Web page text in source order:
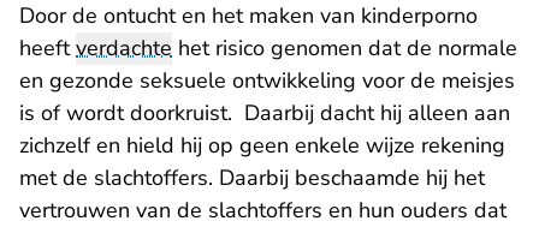
Door de ontucht en het maken van kinderporno
heeftverdachte het risico genomen dat de normale
en gezonde seksuele ontwikkeling voor de meisjes
is of wordt doorkruist. Daarbij dacht hij alleen aan
zichzelf en hield hij op geen enkele wijze rekening
met de slachtoffers. Daarbij beschaamde hij het
vertrouwen van de slachtoffers en hun ouders dat